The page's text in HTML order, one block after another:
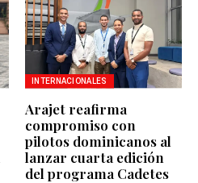
INTERNACIONALES
Arajet reafirma
compromiso con
pilotos dominicanos al
lanzar cuarta edición
del programa Cadetes